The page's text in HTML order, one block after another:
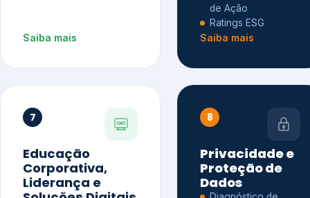
Saiba mais
de Ação
Ratings ESG
Saiba mais
7
Educação
Corporativa,
Liderança e
8
Privacidade e
Proteção de
Dados